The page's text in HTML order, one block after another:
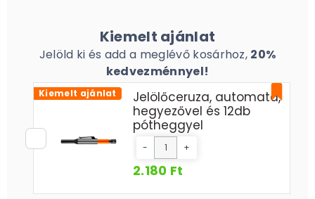
Kiemelt ajánlat
Jelöld ki és add a meglévő kosárhoz, 20%
kedvezménnyel!
Kiemelt ajánlat
Jelölőceruza, automata,
hegyezővel és 12db
pótheggyel
- +
2.180 Ft